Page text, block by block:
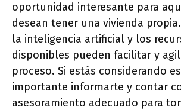
oportunidad interesante para
desean tener una vivienda
la inteligencia artificial y los
disponibles pueden facilitar y
proceso. Si estás considerando
importante informarte y contar
asesoramiento adecuado para